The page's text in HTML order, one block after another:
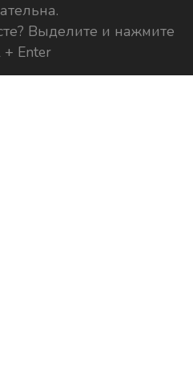
Выделите и нажмите
Enter